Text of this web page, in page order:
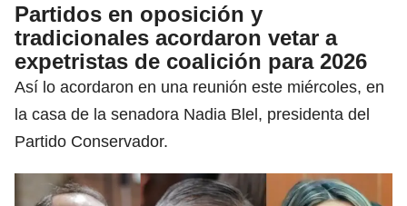
Partidos en oposición y
tradicionales acordaron vetar a
expetristas de coalición para 2026
Así lo acordaron en una reunión este miércoles, en
la casa de la senadora Nadia Blel, presidenta del
Partido Conservador.